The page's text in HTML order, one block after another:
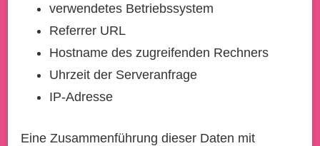
verwendetes Betriebssystem
Referrer URL
Hostname des zugreifenden Rechners
Uhrzeit der Serveranfrage
IP-Adresse
Eine Zusammenführung dieser Daten mit